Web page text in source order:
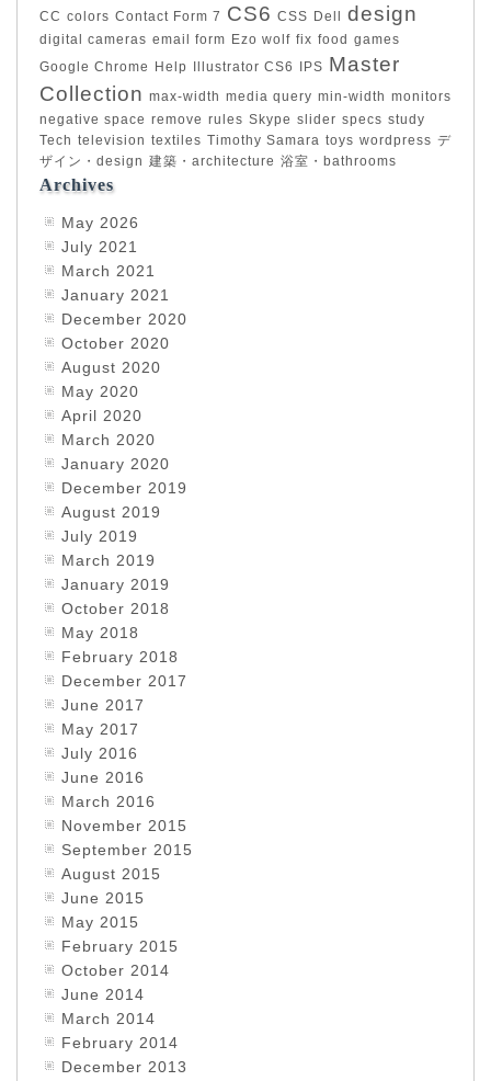
CC colors Contact Form 7 CS6 CSS Dell design
digital cameras email form Ezo wolf fix food games
Google Chrome
Help Illustrator CS6 IPS Master
Collection max-width media query min-width monitors
negative space remove rules Skype slider specs study
Tech television textiles Timothy Samara toys wordpress デ
ザイン・design 建築・architecture 浴室・bathrooms
Archives
May 2026
July 2021
March 2021
January 2021
December 2020
October 2020
August 2020
May 2020
April 2020
March 2020
January 2020
December 2019
August 2019
July 2019
March 2019
January 2019
October 2018
May 2018
February 2018
December 2017
June 2017
May 2017
July 2016
June 2016
March 2016
November 2015
September 2015
August 2015
June 2015
May 2015
February 2015
October 2014
June 2014
March 2014
February 2014
December 2013